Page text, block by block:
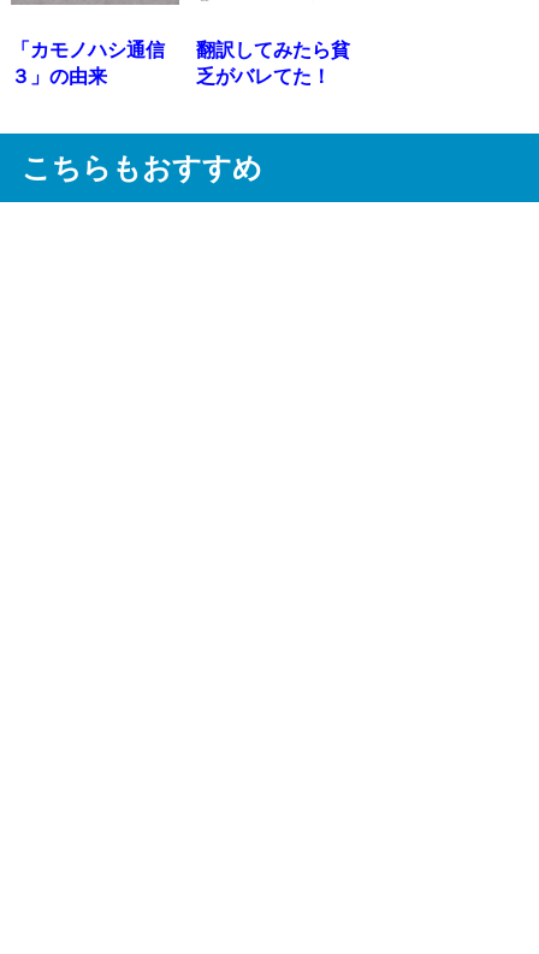
「カモノハシ通信
３」の由来
翻訳してみたら貧
乏がバレてた！
こちらもおすすめ